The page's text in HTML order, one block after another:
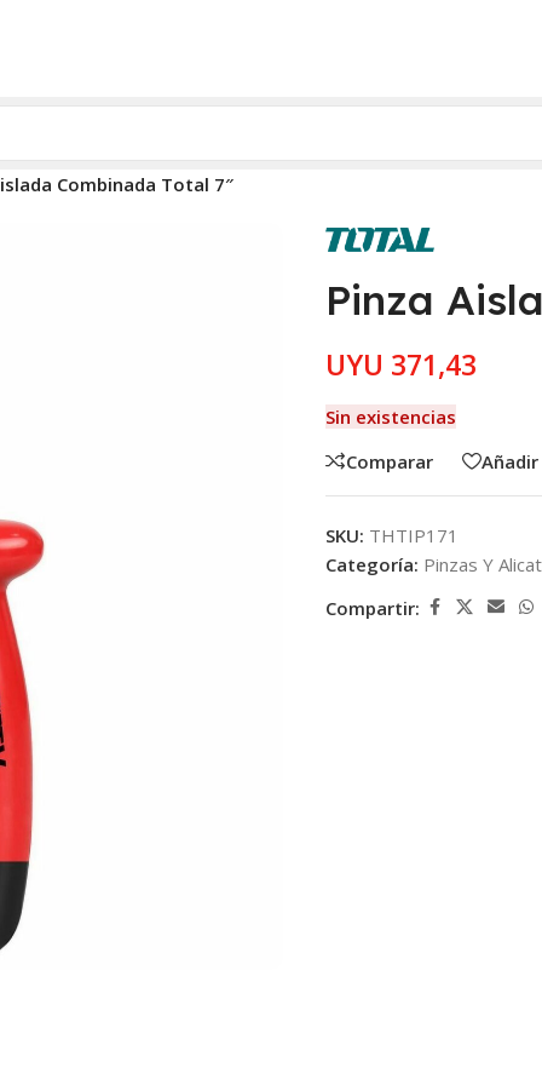
Combinada Total 7″
Pinza
UYU 371,43
Sin existencias
Comparar
SKU: THTIP171
Categoría: Pinzas Y
Compartir: